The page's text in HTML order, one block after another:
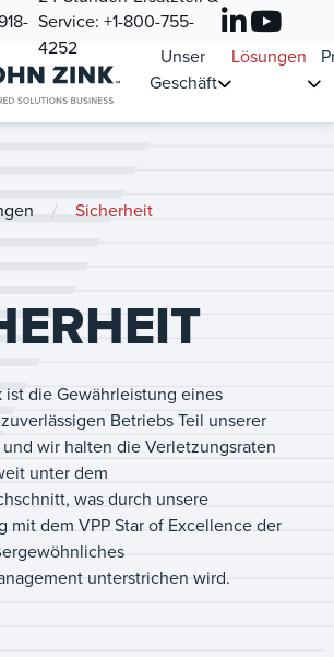
Service: +1-800-755-
4252
Unser
Geschäft
Lösungen
/ Sicherheit
ist die Gewährleistung eines
Betriebs Teil unserer
wir halten die Verletzungsraten
unter dem
was durch unsere
mit dem VPP Star of Excellence der
unterstrichen wird.